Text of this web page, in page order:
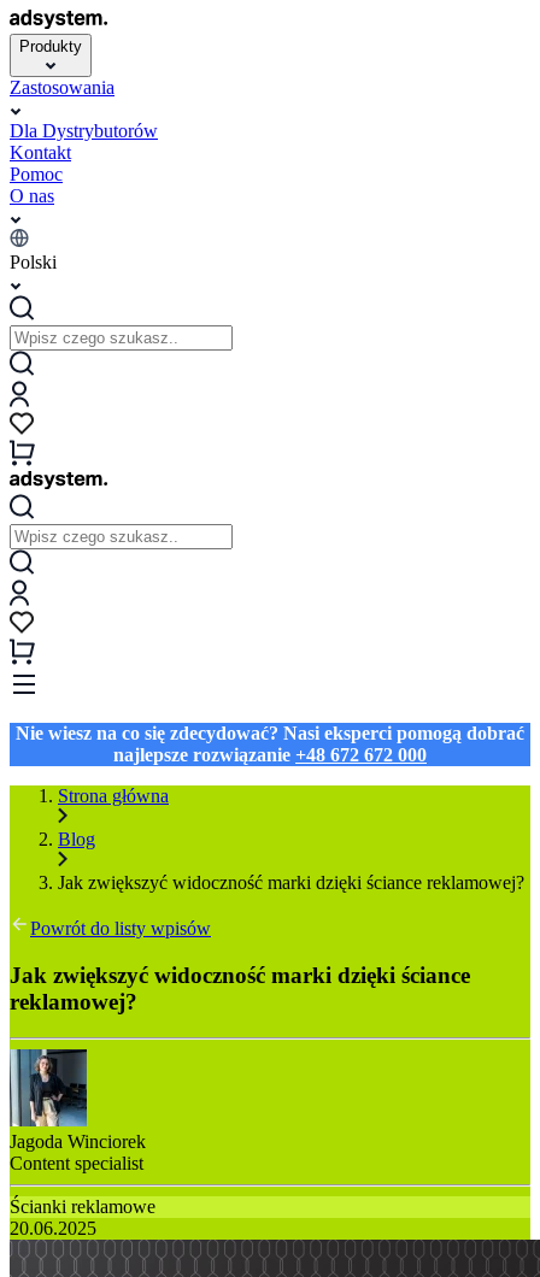
Produkty
Zastosowania
Dla Dystrybutorów
Kontakt
Pomoc
O nas
Polski
Nie wiesz na co się zdecydować? Nasi eksperci pomogą dobrać
najlepsze rozwiązanie +48 672 672 000
Strona główna
Blog
Jak zwiększyć widoczność marki dzięki ściance reklamowej?
Powrót do listy wpisów
Jak zwiększyć widoczność marki dzięki ściance
reklamowej?
Jagoda Winciorek
Content specialist
Ścianki reklamowe
20.06.2025